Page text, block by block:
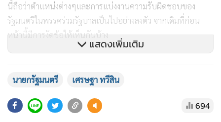
นี้ถือว่าตำแหน่งต่างๆและการแบ่งงานความรับผิดชอบของ
รัฐมนตรีในพรรคร่วมรัฐบาลเป็นไปอย่างลงตัว จากเดิมที่ก่อน
หน้านี้มีการงัดข้อให้เห็นกันบ้าง
อย่างกรณีความขัดแย้งในเรื่องการแบ่งงานในกระทรวงเกษตร
และสหกรณ์ ซึ่งเวลานี้เคลียร์ใจกันจบแล้ว
ส่วนงานในสภาผู้แทนราษฎร ซึ่งถือเป็นอีกกลไกสำคัญก็ทำงาน
แสดงเพิ่มเติม
นายกรัฐมนตรี เศรษฐา ทวีสิน
694